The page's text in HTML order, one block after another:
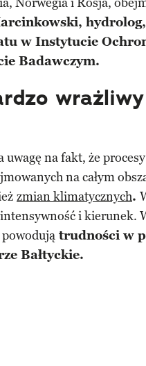
w Instytucie
Badawczym.
na fakt, że
na całym
zmian klimatycznych.
i kierunek.
trudności w
Bałtyckie.